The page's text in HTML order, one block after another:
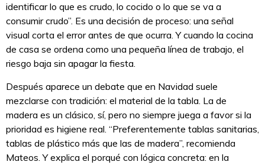
identificar lo que es crudo, lo cocido o lo que se va a
consumir crudo”. Es una decisión de proceso: una señal
visual corta el error antes de que ocurra. Y cuando la cocina
de casa se ordena como una pequeña línea de trabajo, el
riesgo baja sin apagar la fiesta.
Después aparece un debate que en Navidad suele
mezclarse con tradición: el material de la tabla. La de
madera es un clásico, sí, pero no siempre juega a favor si la
prioridad es higiene real. “Preferentemente tablas sanitarias,
tablas de plástico más que las de madera”, recomienda
Mateos. Y explica el porqué con lógica concreta: en la